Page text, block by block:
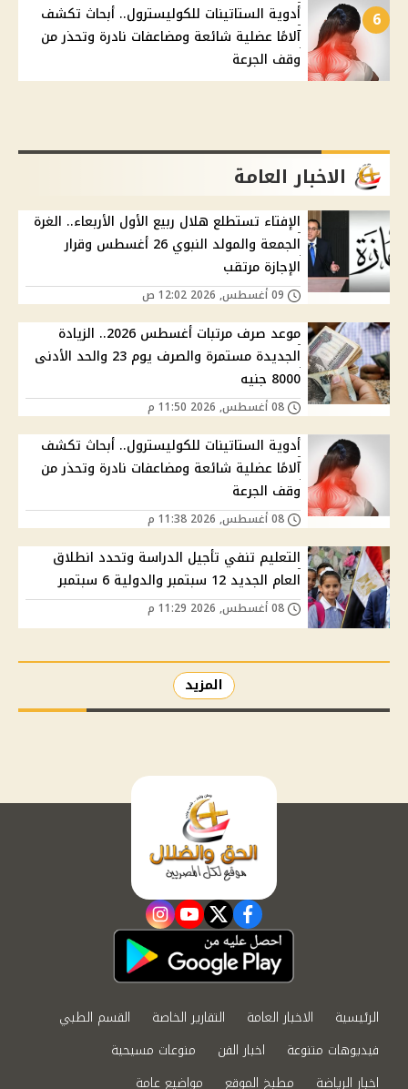
6
أدوية الستاتينات للكوليسترول.. أبحاث تكشف
آلامًا عضلية شائعة ومضاعفات نادرة وتحذر من
وقف الجرعة
الاخبار العامة
الإفتاء تستطلع هلال ربيع الأول الأربعاء.. الغرة
الجمعة والمولد النبوي 26 أغسطس وقرار
الإجازة مرتقب
موعد صرف مرتبات أغسطس 2026.. الزيادة
الجديدة مستمرة والصرف يوم 23 والحد الأدنى
8000 جنيه
أدوية الستاتينات للكوليسترول.. أبحاث تكشف
آلامًا عضلية شائعة ومضاعفات نادرة وتحذر من
وقف الجرعة
التعليم تنفي تأجيل الدراسة وتحدد انطلاق
العام الجديد 12 سبتمبر والدولية 6 سبتمبر
المزيد
facebook
twitter
youtube
instagram
الرئيسية الاخبار العامة التقارير الخاصة
القسم الطبي
فيديوهات متنوعة
اخبار الفن
منوعات مسيحية
اخبار الرياضة
مطبخ الموقع مواضيع عامة